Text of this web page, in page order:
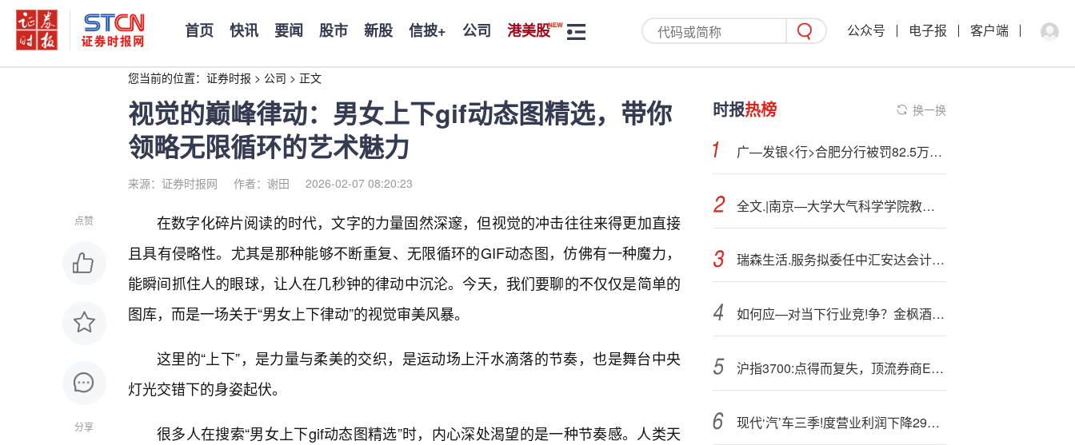
首页 快讯 要闻 股市 新股 信披+ 公司 港美股 公众号 电子报 客户端
您当前的位置： 证券时报 > 公司 > 正文
视觉的巅峰律动：男女上下gif动态图精选，带你
领略无限循环的艺术魅力
来源：证券时报网 作者：谢田 2026-02-07 08:20:23
点赞
分享
在数字化碎片阅读的时代，文字的力量固然深邃，但视觉的冲击往往来得更加直接
且具有侵略性。尤其是那种能够不断重复、无限循环的GIF动态图，仿佛有一种魔力，
能瞬间抓住人的眼球，让人在几秒钟的律动中沉沦。今天，我们要聊的不仅仅是简单的
图库，而是一场关于“男女上下律动”的视觉审美风暴。
这里的“上下”，是力量与柔美的交织，是运动场上汗水滴落的节奏，也是舞台中央
灯光交错下的身姿起伏。
很多人在搜索“男女上下gif动态图精选”时，内心深处渴望的是一种节奏感。人类天
时报热榜 换一换
广—发银<行>合肥分行被罚82.5万元：因违反金融科技管理规定等
全文.|南京—大学大气科学学院教授、副院长雷荔傈：以跨学科教育培育可持续发展挑战的“破局者”
瑞森生活.服务拟委任中汇安达会计师事务所为公司核数师
如何应—对当下行业竞!争？金枫酒业：加紧布局高端产品和创新品类，稳固核心市场并拓展外埠市场
沪指3700:点得而复失，顶流券商ETF（512000）多空激战，东财成交再登顶，基金经理：牛市中关注补涨券商
现代‘汽’车三季!度营业利润下降29%，受美国关税影响